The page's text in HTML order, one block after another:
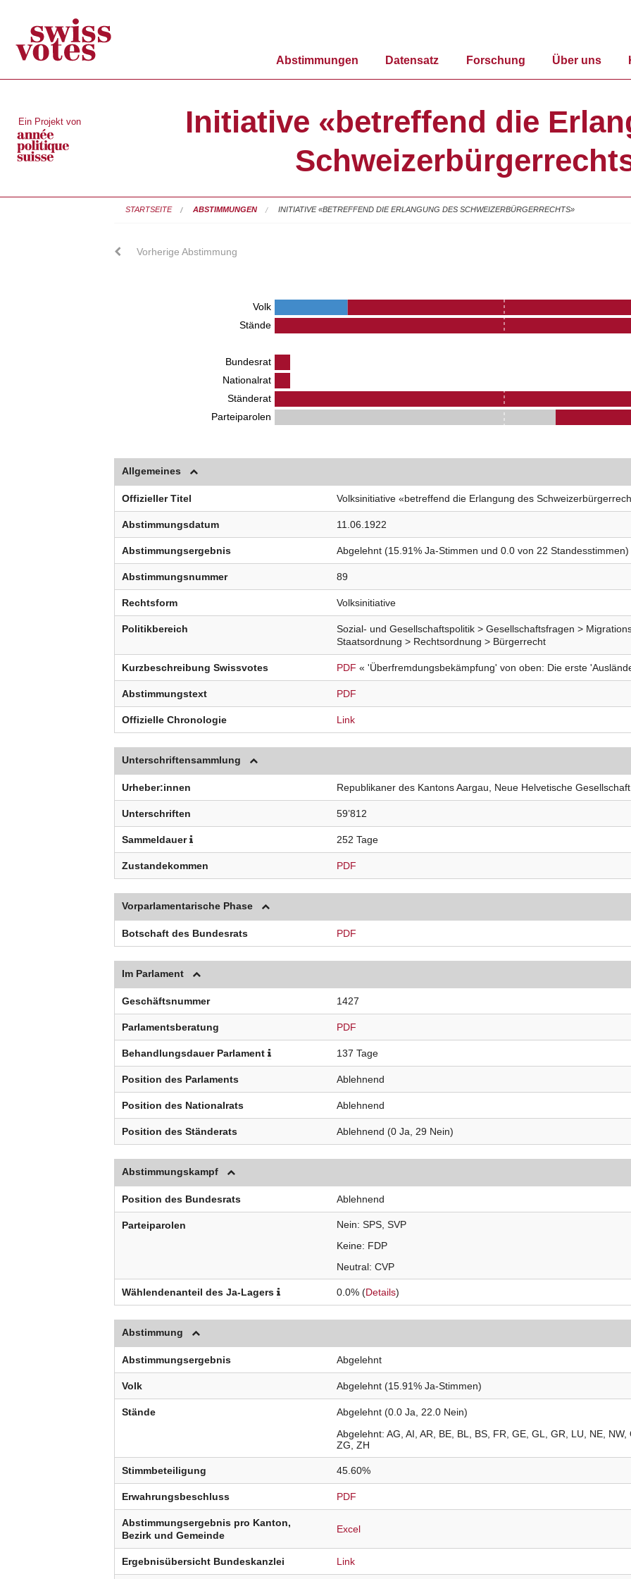
Abstimmungen Datensatz Forschung Über uns
Ein Projekt von
Initiative «betreffend die
STARTSEITE ABSTIMMUNGEN INITIATIVE «BETREFFEND DIE ERLANGUNG DES SCHWEIZERBÜRGERRECHTS»
Vorherige Abstimmung
Volk
Stände
Bundesrat
Nationalrat
Ständerat
Parteiparolen
Allgemeines
Offizieller Titel Volksinitiative «betreffend die Erlangung des
Abstimmungsdatum 11.06.1922
Abstimmungsergebnis Abgelehnt (15.91% Ja-Stimmen und 0.0 von 22 Standesstimmen)
Abstimmungsnummer 89
Rechtsform Volksinitiative
Politikbereich
Sozial- und Gesellschaftspolitik > Gesellschaftsfragen >
Staatsordnung > Rechtsordnung > Bürgerrecht
Kurzbeschreibung Swissvotes PDF « 'Überfremdungsbekämpfung' von oben: Die erste
Abstimmungstext PDF
Offizielle Chronologie Link
Unterschriftensammlung
Urheber:innen Republikaner des Kantons Aargau, Neue Helvetische
Unterschriften 59’812
Sammeldauer 252 Tage
Zustandekommen PDF
Vorparlamentarische Phase
Botschaft des Bundesrats PDF
Im Parlament
Geschäftsnummer 1427
Parlamentsberatung PDF
Behandlungsdauer Parlament 137 Tage
Position des Parlaments Ablehnend
Position des Nationalrats Ablehnend
Position des Ständerats Ablehnend (0 Ja, 29 Nein)
Abstimmungskampf
Position des Bundesrats Ablehnend
Parteiparolen Nein SPS SVP
Keine FDP
Neutral CVP
Wählendenanteil des Ja-Lagers 0.0% (Details)
Abstimmung
Abstimmungsergebnis Abgelehnt
Volk Abgelehnt (15.91% Ja-Stimmen)
Stände
Abgelehnt (0.0 Ja, 22.0 Nein)
Abgelehnt AG AI AR BE BL BS FR GE GL GR LU NE NW
ZG ZH
Stimmbeteiligung 45.60%
Erwahrungsbeschluss PDF
Abstimmungsergebnis pro Kanton,
Bezirk und Gemeinde
Excel
Ergebnisübersicht Bundeskanzlei Link